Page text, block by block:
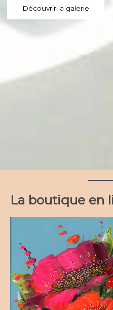
Découvrir la galerie
La boutique en